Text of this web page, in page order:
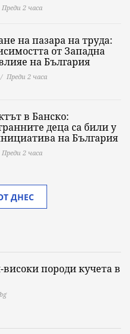
Преди 2 часа
на пазара на труда:
от Западна
на България
Преди 2 часа
в Банско:
деца са били у
на България
Преди 2 часа
ДНЕС
високи породи кучета в